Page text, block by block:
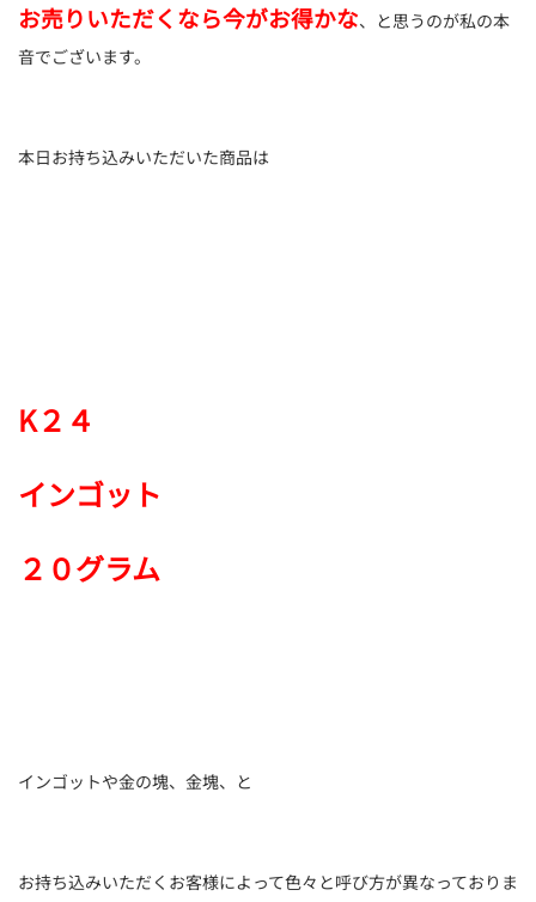
お売りいただくなら今がお得かな、と思うのが私の本
音でございます。
本日お持ち込みいただいた商品は
K２４
インゴット
２０グラム
インゴットや金の塊、金塊、と
お持ち込みいただくお客様によって色々と呼び方が異なっておりま